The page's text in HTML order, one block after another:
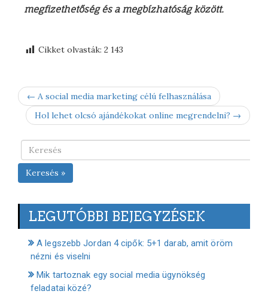
megfizethetőség és a megbízhatóság között.
Cikket olvasták: 2 143
← A social media marketing célú felhasználása
Hol lehet olcsó ajándékokat online megrendelni? →
Keresés »
LEGUTÓBBI BEJEGYZÉSEK
A legszebb Jordan 4 cipők: 5+1 darab, amit öröm
nézni és viselni
Mik tartoznak egy social media ügynökség
feladatai közé?